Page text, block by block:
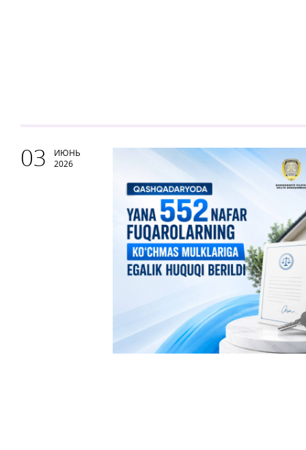
03
ИЮНЬ
2026